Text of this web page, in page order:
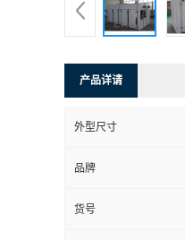
产品详请
外型尺寸
品牌
货号